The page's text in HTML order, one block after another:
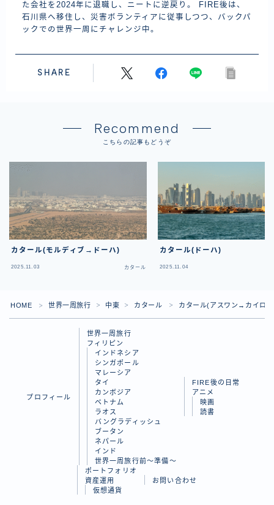
Follow Me
た会社を2024年に退職し、ニートに逆戻り。 FIRE後は、
石川県へ移住し、災害ボランティアに従事しつつ、バックパ
ックでの世界一周にチャレンジ中。
SHARE
Recommend
こちらの記事もどうぞ
カタール(モルディブ→ドーハ)
2025.11.03 カタール
カタール(ドーハ)
2025.11.04
HOME ＞ 世界一周旅行 ＞ 中東 ＞ カタール ＞ カタール(アスワン→カイロ
プロフィール
世界一周旅行
フィリピン
インドネシア
シンガポール
マレーシア
タイ
カンボジア
ベトナム
ラオス
バングラディッシュ
ブータン
ネパール
インド
世界一周旅行前～準備～
FIRE後の日常
アニメ
映画
読書
ポートフォリオ
資産運用
仮想通貨
お問い合わせ